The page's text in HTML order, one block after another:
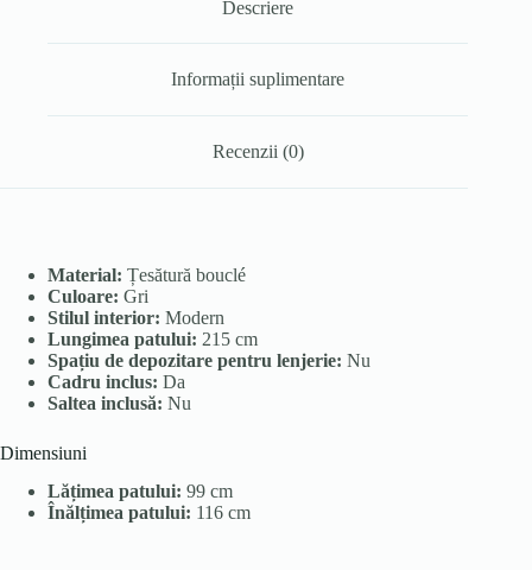
Descriere
Informații suplimentare
Recenzii (0)
Material: Țesătură bouclé
Culoare: Gri
Stilul interior: Modern
Lungimea patului: 215 cm
Spațiu de depozitare pentru lenjerie: Nu
Cadru inclus: Da
Saltea inclusă: Nu
Dimensiuni
Lățimea patului: 99 cm
Înălțimea patului: 116 cm